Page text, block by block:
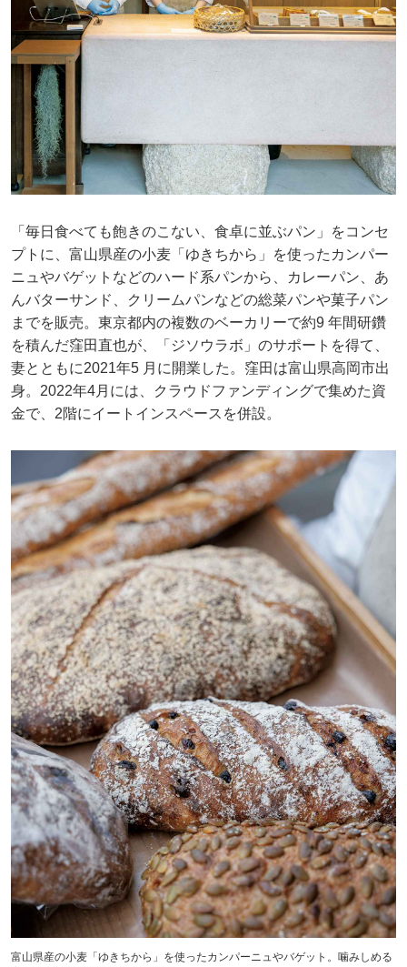
「毎日食べても飽きのこない、食卓に並ぶパン」をコンセ
プトに、富山県産の小麦「ゆきちから」を使ったカンパー
ニュやバゲットなどのハード系パンから、カレーパン、あ
んバターサンド、クリームパンなどの総菜パンや菓子パン
までを販売。東京都内の複数のベーカリーで約9 年間研鑽
を積んだ窪田直也が、「ジソウラボ」のサポートを得て、
妻とともに2021年5 月に開業した。窪田は富山県高岡市出
身。2022年4月には、クラウドファンディングで集めた資
金で、2階にイートインスペースを併設。
富山県産の小麦「ゆきちから」を使ったカンパーニュやバゲット。噛みしめる